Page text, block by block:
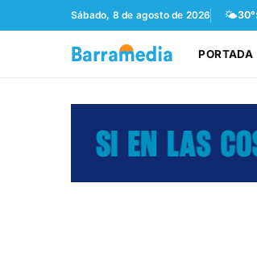
Sábado, 8 de agosto de 2026 🌤️30°
PORTADA